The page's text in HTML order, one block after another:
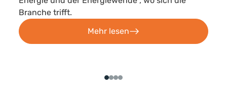
Branche trifft.
Mehr lesen